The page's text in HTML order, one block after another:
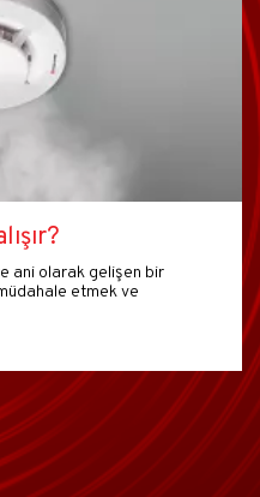
ani olarak gelişen bir
etmek ve